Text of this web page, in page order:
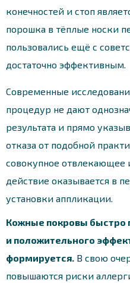
конечностей и стоп
порошка в тёплые носки
пользовались ещё с
достаточно эффективным.
Современные
процедур не дают
результата и прямо
отказа от подобной
совокупное
действие оказывается в
установки аппликации.
Кожные покровы быстро
и положительного
формируется. В свою
повышаются риски